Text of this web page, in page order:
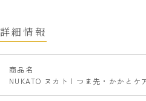
詳細情報
商品名
NUKATO ヌカト | つま先・かかとケ